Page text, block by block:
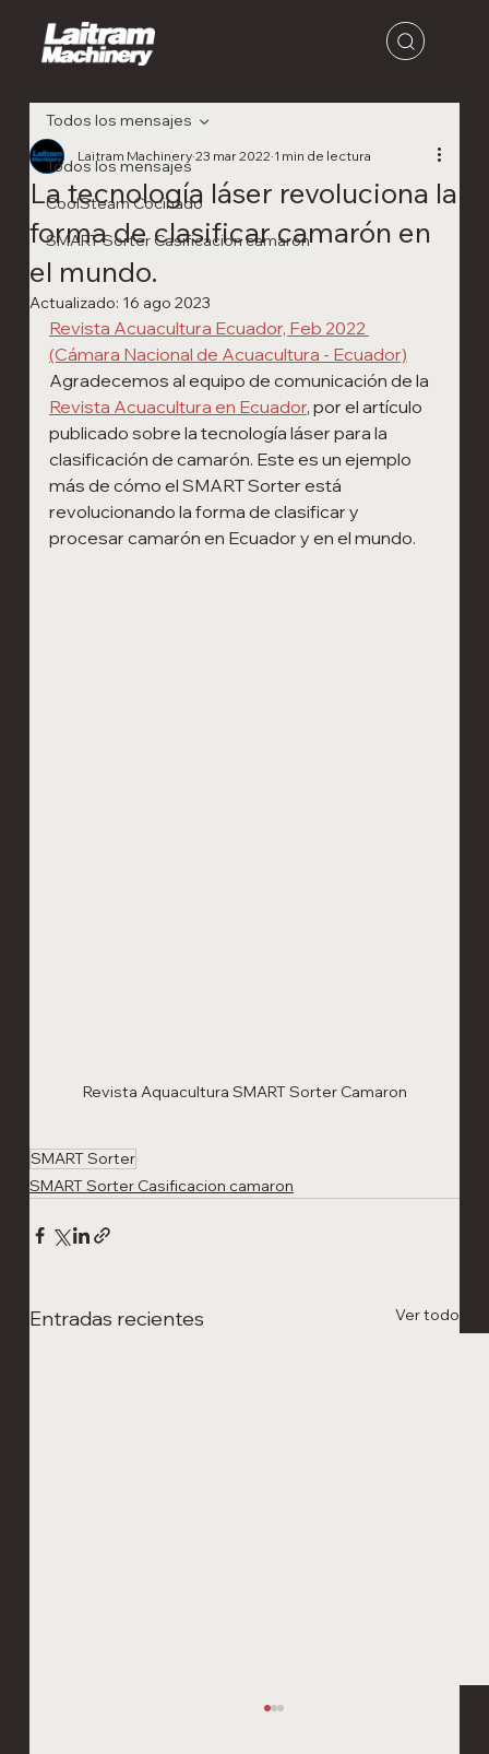
Todos los mensajes
CoolSteam Cocinado
SMART Sorter Casificacion camaron
Todos los mensajes
La tecnología láser revoluciona la
forma de clasificar camarón en
el mundo.
Laitram Machinery 23 mar 2022 1 min de lectura
Actualizado: 16 ago 2023
Revista Acuacultura Ecuador, Feb 2022
(Cámara Nacional de Acuacultura - Ecuador)
Agradecemos al equipo de comunicación de la
Revista Acuacultura en Ecuador, por el artículo
publicado sobre la tecnología láser para la
clasificación de camarón. Este es un ejemplo
más de cómo el SMART Sorter está
revolucionando la forma de clasificar y
procesar camarón en Ecuador y en el mundo.
Revista Aquacultura SMART Sorter Camaron
SMART Sorter
SMART Sorter Casificacion camaron
Entradas recientes Ver todo